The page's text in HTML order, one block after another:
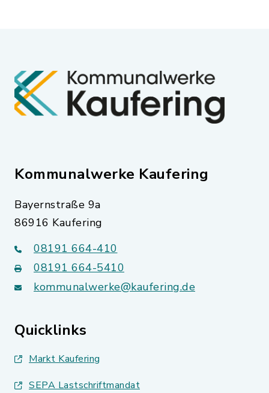
Kommunalwerke Kaufering
Bayernstraße 9a
86916 Kaufering
08191 664-410
08191 664-5410
kommunalwerke@kaufering.de
Quicklinks
Markt Kaufering
SEPA Lastschriftmandat